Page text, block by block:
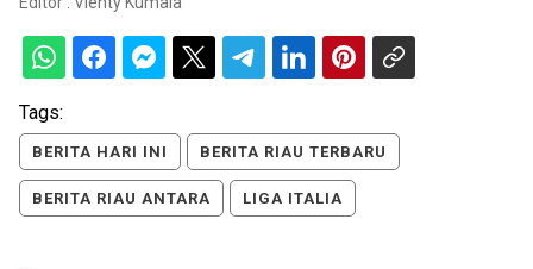
Tags:
BERITA HARI INI BERITA RIAU TERBARU
BERITA RIAU ANTARA LIGA ITALIA